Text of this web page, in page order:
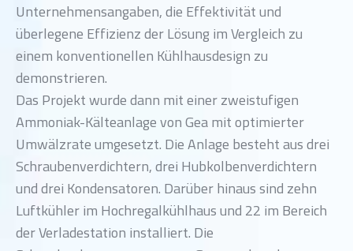
Unternehmensangaben, die Effektivität und
überlegene Effizienz der Lösung im Vergleich zu
einem konventionellen Kühlhausdesign zu
demonstrieren.
Das Projekt wurde dann mit einer zweistufigen
Ammoniak-Kälteanlage von Gea mit optimierter
Umwälzrate umgesetzt. Die Anlage besteht aus drei
Schraubenverdichtern, drei Hubkolbenverdichtern
und drei Kondensatoren. Darüber hinaus sind zehn
Luftkühler im Hochregalkühlhaus und 22 im Bereich
der Verladestation installiert. Die